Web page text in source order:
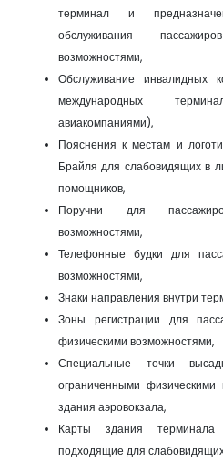
терминал и
обслуживания
возможностями,
Обслуживание инвалидных
международных
авиакомпаниями),
Пояснения к местам и
Брайля для слабовидящих в
помощников,
Поручни для
возможностями,
Телефонные будки для
возможностями,
Знаки направления внутри
Зоны регистрации для
физическими возможностями,
Специальные точки
ограниченными
здания аэровокзала,
Карты здания
подходящие для